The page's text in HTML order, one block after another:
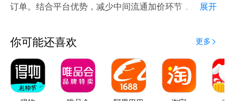
订单。结合平台优势，减少中间流通加价环节，以用户
低了经营风险。平台再判断销售趋势，反向指导工厂开
发新品和定价策略。
展开
你可能还喜欢 更多